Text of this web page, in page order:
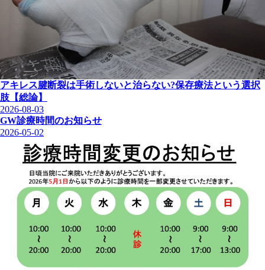
アキレス腱断裂は手術しないと治らない?保存療法という選択
肢【総論】
2026-08-03
GW診療時間のお知らせ
2026-05-02